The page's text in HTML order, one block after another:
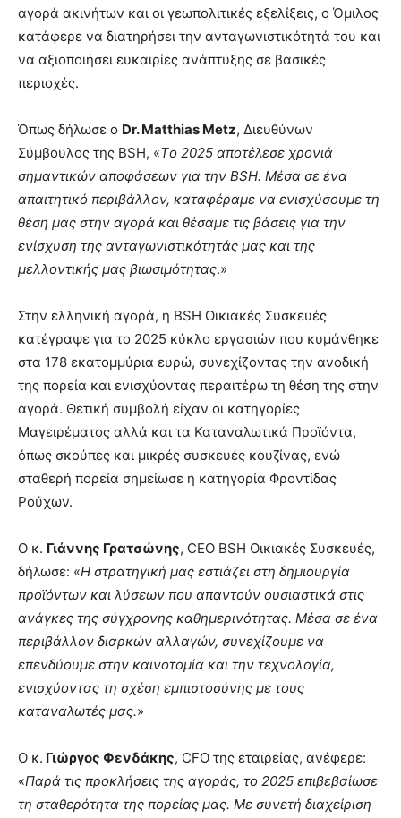
αγορά ακινήτων και οι γεωπολιτικές εξελίξεις, ο Όμιλος
κατάφερε να διατηρήσει την ανταγωνιστικότητά του και
να αξιοποιήσει ευκαιρίες ανάπτυξης σε βασικές
περιοχές.
Όπως δήλωσε ο Dr. Matthias Metz, Διευθύνων
Σύμβουλος της BSH, «Tο 2025 αποτέλεσε χρονιά
σημαντικών αποφάσεων για την BSH. Μέσα σε ένα
απαιτητικό περιβάλλον, καταφέραμε να ενισχύσουμε τη
θέση μας στην αγορά και θέσαμε τις βάσεις για την
ενίσχυση της ανταγωνιστικότητάς μας και της
μελλοντικής μας βιωσιμότητας.»
Στην ελληνική αγορά, η BSH Οικιακές Συσκευές
κατέγραψε για το 2025 κύκλο εργασιών που κυμάνθηκε
στα 178 εκατομμύρια ευρώ, συνεχίζοντας την ανοδική
της πορεία και ενισχύοντας περαιτέρω τη θέση της στην
αγορά. Θετική συμβολή είχαν οι κατηγορίες
Μαγειρέματος αλλά και τα Καταναλωτικά Προϊόντα,
όπως σκούπες και μικρές συσκευές κουζίνας, ενώ
σταθερή πορεία σημείωσε η κατηγορία Φροντίδας
Ρούχων.
Ο κ. Γιάννης Γρατσώνης, CEO BSH Οικιακές Συσκευές,
δήλωσε: «Η στρατηγική μας εστιάζει στη δημιουργία
προϊόντων και λύσεων που απαντούν ουσιαστικά στις
ανάγκες της σύγχρονης καθημερινότητας. Μέσα σε ένα
περιβάλλον διαρκών αλλαγών, συνεχίζουμε να
επενδύουμε στην καινοτομία και την τεχνολογία,
ενισχύοντας τη σχέση εμπιστοσύνης με τους
καταναλωτές μας.»
Ο κ. Γιώργος Φενδάκης, CFO της εταιρείας, ανέφερε:
«Παρά τις προκλήσεις της αγοράς, το 2025 επιβεβαίωσε
τη σταθερότητα της πορείας μας. Με συνετή διαχείριση